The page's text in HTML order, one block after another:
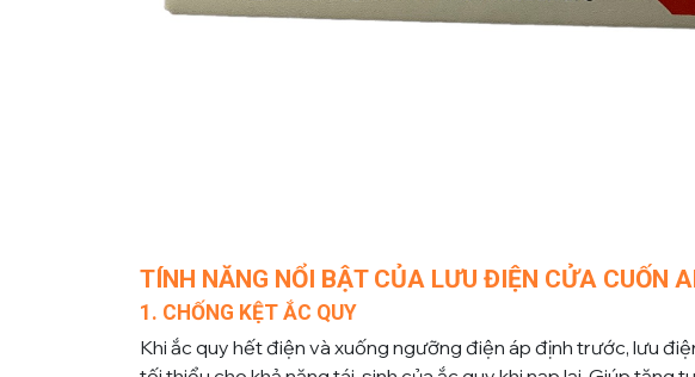
TÍNH NĂNG NỔI BẬT CỦA LƯU ĐIỆN CỬA CUỐN
1. CHỐNG KỆT ẮC QUY
Khi ắc quy hết điện và xuống ngưỡng điện áp định trước, lưu